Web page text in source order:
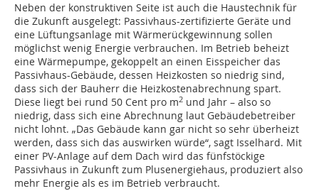
Neben der konstruktiven Seite ist auch die Haustechnik für
die Zukunft ausgelegt: Passivhaus-zertifizierte Geräte und
eine Lüftungsanlage mit Wärmerückgewinnung sollen
möglichst wenig Energie verbrauchen. Im Betrieb beheizt
eine Wärmepumpe, gekoppelt an einen Eisspeicher das
Passivhaus-Gebäude, dessen Heizkosten so niedrig sind,
dass sich der Bauherr die Heizkostenabrechnung spart.
Diese liegt bei rund 50 Cent pro m2 und Jahr – also so
niedrig, dass sich eine Abrechnung laut Gebäudebetreiber
nicht lohnt. „Das Gebäude kann gar nicht so sehr überheizt
werden, dass sich das auswirken würde“, sagt Isselhard. Mit
einer PV-Anlage auf dem Dach wird das fünfstöckige
Passivhaus in Zukunft zum Plusenergiehaus, produziert also
mehr Energie als es im Betrieb verbraucht.